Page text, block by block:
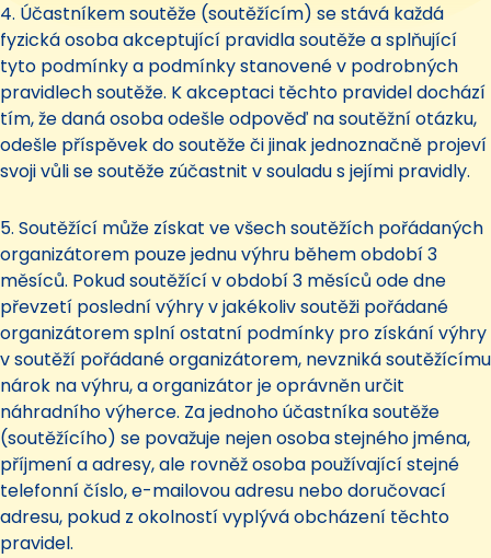
4. Účastníkem soutěže (soutěžícím) se stává každá
fyzická osoba akceptující pravidla soutěže a splňující
tyto podmínky a podmínky stanovené v podrobných
pravidlech soutěže. K akceptaci těchto pravidel dochází
tím, že daná osoba odešle odpověď na soutěžní otázku,
odešle příspěvek do soutěže či jinak jednoznačně projeví
svoji vůli se soutěže zúčastnit v souladu s jejími pravidly.
5. Soutěžící může získat ve všech soutěžích pořádaných
organizátorem pouze jednu výhru během období 3
měsíců. Pokud soutěžící v období 3 měsíců ode dne
převzetí poslední výhry v jakékoliv soutěži pořádané
organizátorem splní ostatní podmínky pro získání výhry
v soutěží pořádané organizátorem, nevzniká soutěžícímu
nárok na výhru, a organizátor je oprávněn určit
náhradního výherce. Za jednoho účastníka soutěže
(soutěžícího) se považuje nejen osoba stejného jména,
příjmení a adresy, ale rovněž osoba používající stejné
telefonní číslo, e-mailovou adresu nebo doručovací
adresu, pokud z okolností vyplývá obcházení těchto
pravidel.